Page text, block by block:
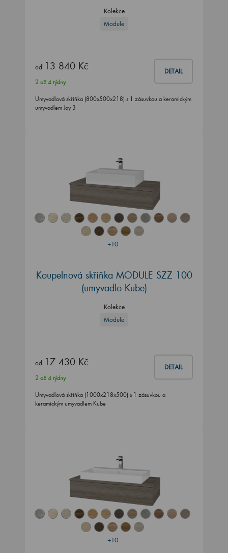
Kolekce
Module
od 13 840 Kč DETAIL
2 až 4 týdny
Umyvadlová skříňka (800x500x218) s 1 zásuvkou a keramickým
umyvadlem Joy 3
+10
Koupelnová skříňka MODULE SZZ 100
(umyvadlo Kube)
Kolekce
Module
od 17 430 Kč DETAIL
2 až 4 týdny
Umyvadlová skříňka (1000x218x500) s 1 zásuvkou a
keramickým umyvadlem Kube
+10